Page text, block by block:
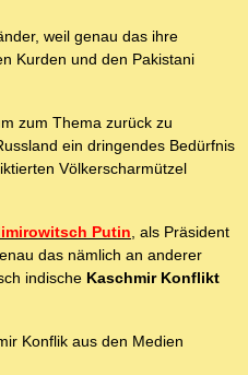
weil genau das ihre
Kurden und den Pakistani
zum Thema zurück zu
ein dringendes Bedürfnis
Völkerscharmützel
Putin, als Präsident
das nämlich an anderer
indische Kaschmir Konflikt
Konflik aus den Medien